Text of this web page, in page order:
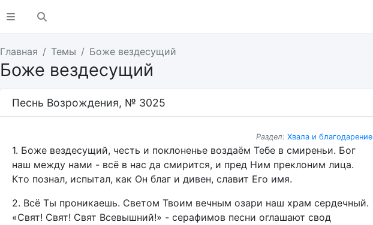
Главная Темы Боже вездесущий
Боже вездесущий
Песнь Возрождения, № 3025
Раздел: Хвала и благодарение
1. Боже вездесущий, честь и поклоненье воздаём Тебе в смиреньи. Бог
наш между нами - всё в нас да смирится, и пред Ним преклоним лица.
Кто познал, испытал, как Он благ и дивен, славит Его имя.
2. Всё Ты проникаешь. Светом Твоим вечным озари наш храм сердечный.
«Свят! Свят! Свят Всевышний!» - серафимов песни оглашают свод